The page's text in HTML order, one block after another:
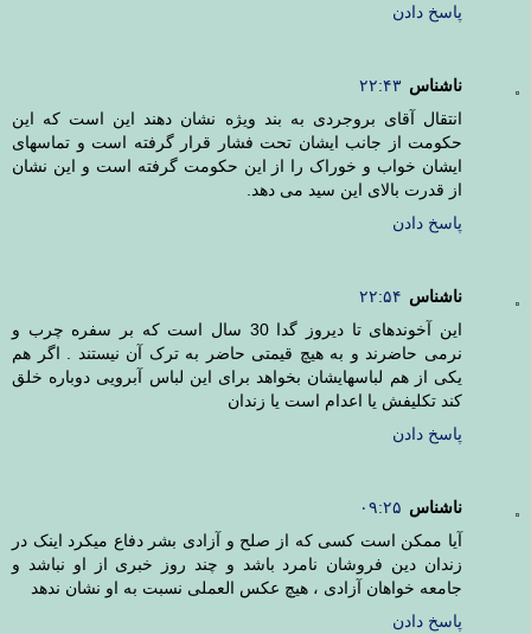
پاسخ دادن
ناشناس ۲۲:۴۳
انتقال آقای بروجردی به بند ویژه نشان دهند این است که این
حکومت از جانب ایشان تحت فشار قرار گرفته است و تماسهای
ایشان خواب و خوراک را از این حکومت گرفته است و این نشان
از قدرت بالای این سید می دهد.
پاسخ دادن
ناشناس ۲۲:۵۴
این آخوندهای تا دیروز گدا 30 سال است که بر سفره چرب و
نرمی حاضرند و به هیچ قیمتی حاضر به ترک آن نیستند . اگر هم
یکی از هم لباسهایشان بخواهد برای این لباس آبرویی دوباره خلق
کند تکلیفش یا اعدام است یا زندان
پاسخ دادن
ناشناس ۰۹:۲۵
آیا ممکن است کسی که از صلح و آزادی بشر دفاع میکرد اینک در
زندان دین فروشان نامرد باشد و چند روز خبری از او نباشد و
جامعه خواهان آزادی ، هیچ عکس العملی نسبت به او نشان ندهد
پاسخ دادن